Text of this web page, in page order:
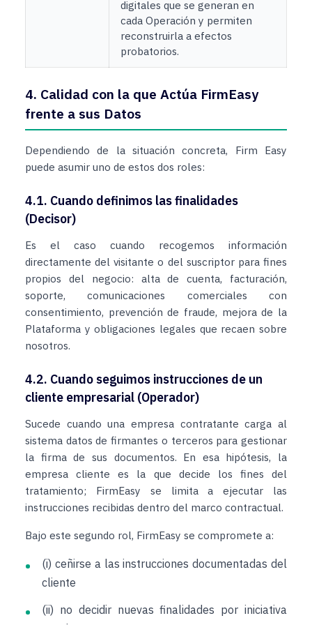
digitales que se generan en
cada Operación y permiten
reconstruirla a efectos
probatorios.
4. Calidad con la que Actúa FirmEasy
frente a sus Datos
Dependiendo de la situación concreta, Firm Easy
puede asumir uno de estos dos roles:
4.1. Cuando definimos las finalidades
(Decisor)
Es el caso cuando recogemos información
directamente del visitante o del suscriptor para fines
propios del negocio: alta de cuenta, facturación,
soporte, comunicaciones comerciales con
consentimiento, prevención de fraude, mejora de la
Plataforma y obligaciones legales que recaen sobre
nosotros.
4.2. Cuando seguimos instrucciones de un
cliente empresarial (Operador)
Sucede cuando una empresa contratante carga al
sistema datos de firmantes o terceros para gestionar
la firma de sus documentos. En esa hipótesis, la
empresa cliente es la que decide los fines del
tratamiento; FirmEasy se limita a ejecutar las
instrucciones recibidas dentro del marco contractual.
Bajo este segundo rol, FirmEasy se compromete a:
(i) ceñirse a las instrucciones documentadas del
cliente
(ii) no decidir nuevas finalidades por iniciativa